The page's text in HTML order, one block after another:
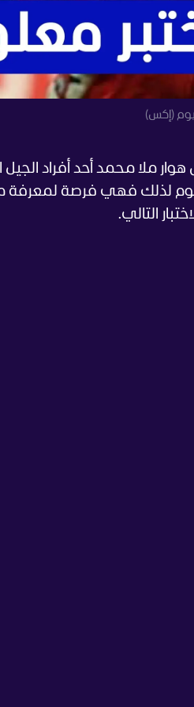
(إكس)
بعيد ميلاده الـ44 اليوم
التالي.